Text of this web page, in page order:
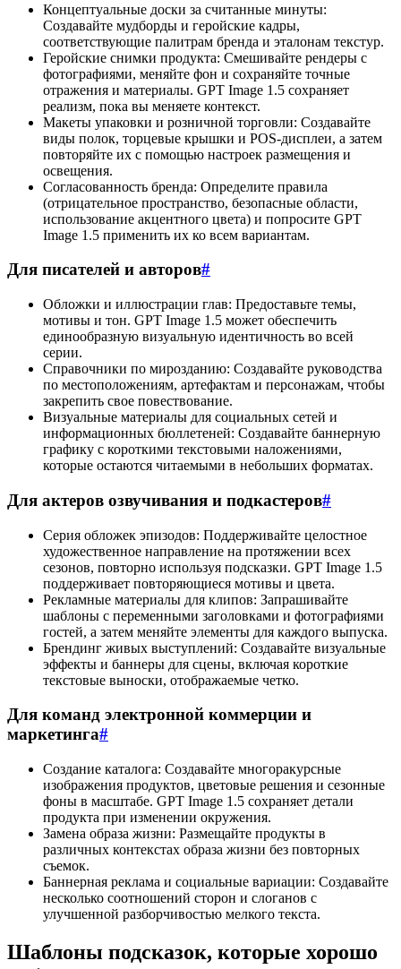
Концептуальные доски за считанные минуты:
Создавайте мудборды и геройские кадры,
соответствующие палитрам бренда и эталонам текстур.
Геройские снимки продукта: Смешивайте рендеры с
фотографиями, меняйте фон и сохраняйте точные
отражения и материалы. GPT Image 1.5 сохраняет
реализм, пока вы меняете контекст.
Макеты упаковки и розничной торговли: Создавайте
виды полок, торцевые крышки и POS-дисплеи, а затем
повторяйте их с помощью настроек размещения и
освещения.
Согласованность бренда: Определите правила
(отрицательное пространство, безопасные области,
использование акцентного цвета) и попросите GPT
Image 1.5 применить их ко всем вариантам.
Для писателей и авторов#
Обложки и иллюстрации глав: Предоставьте темы,
мотивы и тон. GPT Image 1.5 может обеспечить
единообразную визуальную идентичность во всей
серии.
Справочники по мирозданию: Создавайте руководства
по местоположениям, артефактам и персонажам, чтобы
закрепить свое повествование.
Визуальные материалы для социальных сетей и
информационных бюллетеней: Создавайте баннерную
графику с короткими текстовыми наложениями,
которые остаются читаемыми в небольших форматах.
Для актеров озвучивания и подкастеров#
Серия обложек эпизодов: Поддерживайте целостное
художественное направление на протяжении всех
сезонов, повторно используя подсказки. GPT Image 1.5
поддерживает повторяющиеся мотивы и цвета.
Рекламные материалы для клипов: Запрашивайте
шаблоны с переменными заголовками и фотографиями
гостей, а затем меняйте элементы для каждого выпуска.
Брендинг живых выступлений: Создавайте визуальные
эффекты и баннеры для сцены, включая короткие
текстовые выноски, отображаемые четко.
Для команд электронной коммерции и
маркетинга#
Создание каталога: Создавайте многоракурсные
изображения продуктов, цветовые решения и сезонные
фоны в масштабе. GPT Image 1.5 сохраняет детали
продукта при изменении окружения.
Замена образа жизни: Размещайте продукты в
различных контекстах образа жизни без повторных
съемок.
Баннерная реклама и социальные вариации: Создавайте
несколько соотношений сторон и слоганов с
улучшенной разборчивостью мелкого текста.
Шаблоны подсказок, которые хорошо